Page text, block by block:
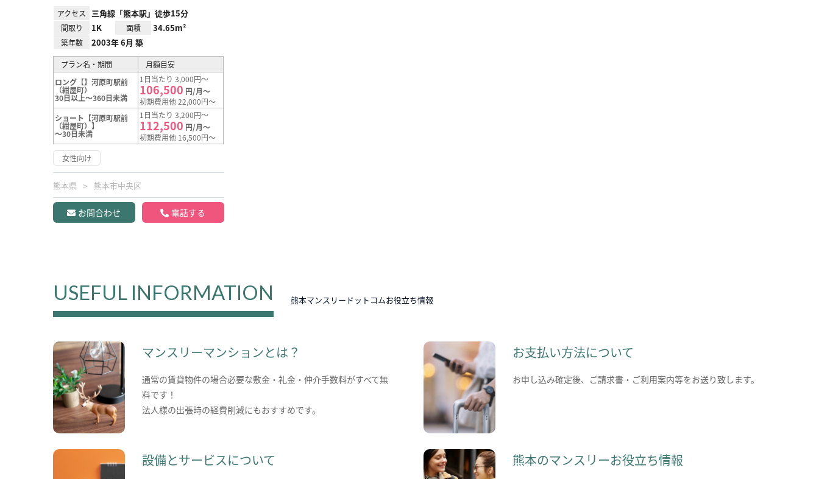
アクセス 三角線「熊本駅」徒歩15分
間取り 1K 面積 34.65m²
築年数 2003年 6月 築
プラン名・期間
月額目安
ロング【】河原町駅前
（紺屋町）
30日以上～360日未満
1日当たり 3,000円～
106,500 円/月～
初期費用他 22,000円～
ショート【河原町駅前
（紺屋町）】
～30日未満
1日当たり 3,200円～
112,500 円/月～
初期費用他 16,500円～
女性向け
熊本県 熊本市中央区
お問合わせ 電話する
USEFUL INFORMATION 熊本マンスリードットコムお役立ち情報
マンスリーマンションとは？
通常の賃貸物件の場合必要な敷金・礼金・仲介手数料がすべて無
料です！
法人様の出張時の経費削減にもおすすめです。
お支払い方法について
お申し込み確定後、ご請求書・ご利用案内等をお送り致します。
設備とサービスについて 熊本のマンスリーお役立ち情報